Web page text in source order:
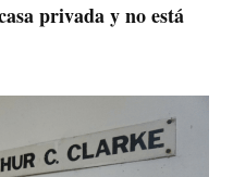
privada y no está